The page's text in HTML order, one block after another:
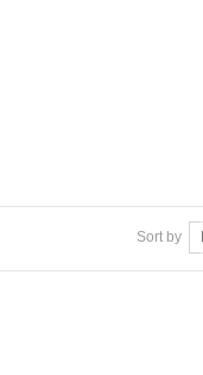
Sort by